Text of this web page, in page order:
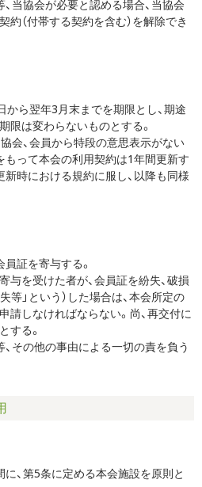
当協会が必要と認める場合、当協会
（付帯する契約を含む）を解除でき
から翌年3月末までを期限とし、期途
限は変わらないものとする。
会、会員から特段の意思表示がない
もって本会の利用契約は1年間更新す
新時における規約に服し、以降も同様
証を寄与する。
与を受けた者が、会員証を紛失、破損
等」という）した場合は、本会所定の
請しなければならない。尚、再交付に
する。
その他の事由による一切の責を負う
、第5条に定める本会施設を原則と